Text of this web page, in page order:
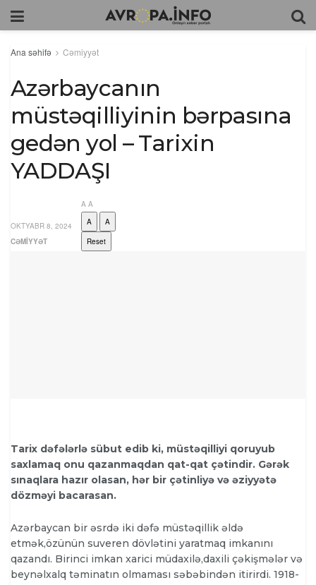
Ana səhifə Cəmiyyət
Azərbaycanın
müstəqilliyinin bərpasına
gedən yol – Tarixin
YADDAŞI
OKTYABR 8, 2024
CƏMIYYƏT
A A
A
A
Reset
Tarix dəfələrlə sübut edib ki, müstəqilliyi qoruyub
saxlamaq onu qazanmaqdan qat-qat çətindir. Gərək
sınaqlara hazır olasan, hər bir çətinliyə və əziyyətə
dözməyi bacarasan.
Azərbaycan bir əsrdə iki dəfə müstəqillik əldə
etmək,özünün suveren dövlətini yaratmaq imkanını
qazandı. Birinci imkan xarici müdaxilə,daxili çəkişmələr və
beynəlxalq təminatın olmaması səbəbindən itirirdi. 1918-